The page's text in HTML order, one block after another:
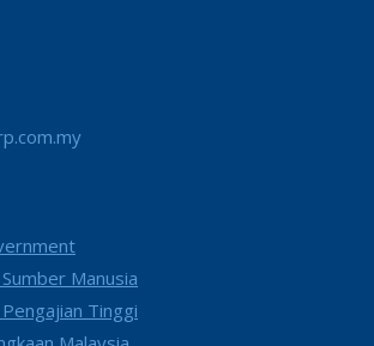
Manusia
Tinggi